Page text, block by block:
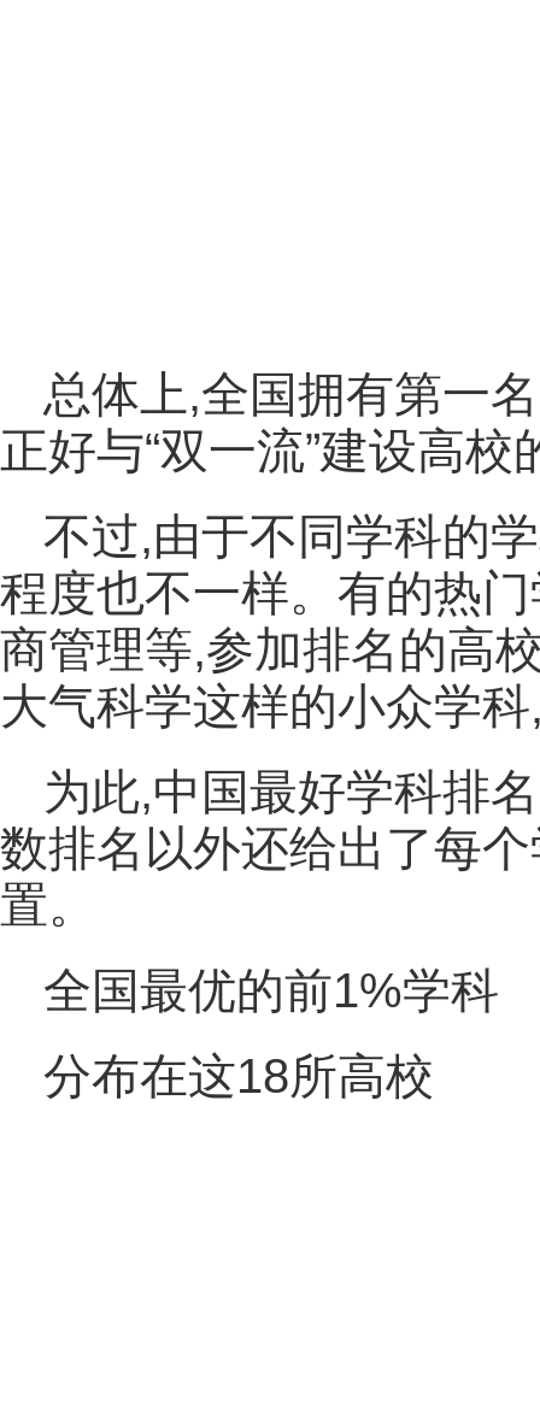
总体上,全国拥有第一
正好与“双一流”建设高校
不过,由于不同学科的
程度也不一样。有的热
商管理等,参加排名的高
大气科学这样的小众学
为此,中国最好学科排
数排名以外还给出了每
置。
全国最优的前1%学科
分布在这18所高校